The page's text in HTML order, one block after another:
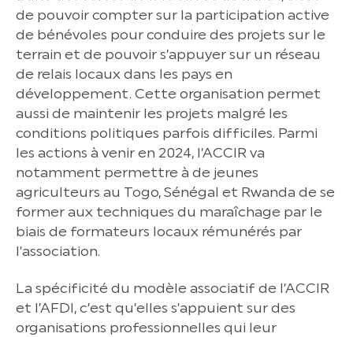
de pouvoir compter sur la participation active
de bénévoles pour conduire des projets sur le
terrain et de pouvoir s’appuyer sur un réseau
de relais locaux dans les pays en
développement. Cette organisation permet
aussi de maintenir les projets malgré les
conditions politiques parfois difficiles. Parmi
les actions à venir en 2024, l’ACCIR va
notamment permettre à de jeunes
agriculteurs au Togo, Sénégal et Rwanda de se
former aux techniques du maraîchage par le
biais de formateurs locaux rémunérés par
l’association.
La spécificité du modèle associatif de l’ACCIR
et l’AFDI, c’est qu’elles s’appuient sur des
organisations professionnelles qui leur